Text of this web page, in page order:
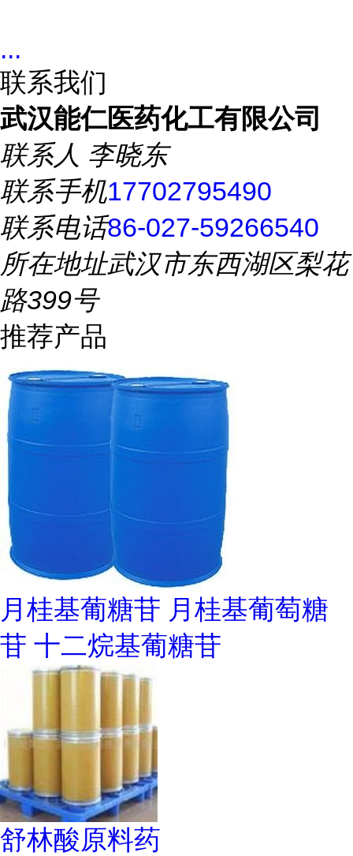
...
联系我们
武汉能仁医药化工有限公司
联系人 李晓东
联系手机17702795490
联系电话86-027-59266540
所在地址武汉市东西湖区梨花
路399号
推荐产品
月桂基葡糖苷 月桂基葡萄糖
苷 十二烷基葡糖苷
舒林酸原料药